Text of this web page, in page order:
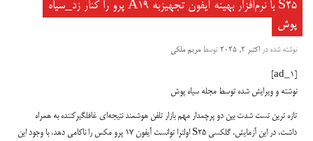
S25 با نرم‌افزار بهینه آیفون تجهیزبه A19 پرو را کنار زد_سیاه
پوش
نوشته شده در اکتبر 2, 2025 توسطمریم ملکی
نوشته و ویرایش شده توسط مجله سیاه پوش
تازه ترین تست شدت بین دو پرچمدار مهم بازار تلفن هوشمند نتیجه‌ای غافلگیرکننده به همراه
داشت. در این آزمایش، گلکسی S25 اولترا توانست آیفون 17 پرو مکس را ناکامی دهد، با وجود این